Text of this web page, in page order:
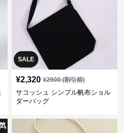
SALE
¥2,320 ¥2900(割引前)
サコッシュ シンプル帆布ショル
ダーバッグ